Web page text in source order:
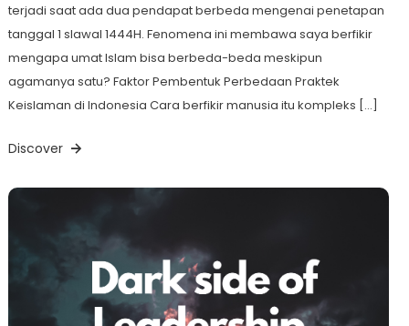
terjadi saat ada dua pendapat berbeda mengenai penetapan
tanggal 1 slawal 1444H. Fenomena ini membawa saya berfikir
mengapa umat Islam bisa berbeda-beda meskipun
agamanya satu? Faktor Pembentuk Perbedaan Praktek
Keislaman di Indonesia Cara berfikir manusia itu kompleks […]
Discover